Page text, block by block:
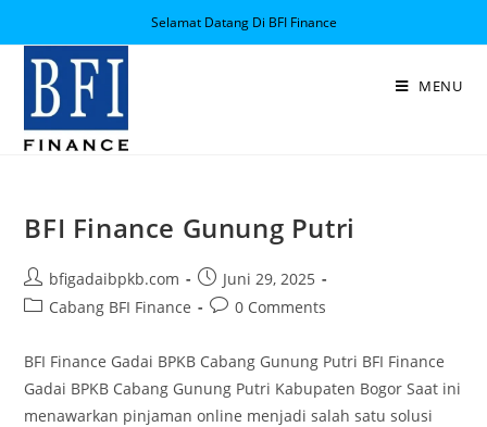
Selamat Datang Di BFI Finance
MENU
BFI Finance Gunung Putri
bfigadaibpkb.com
Juni 29, 2025
Cabang BFI Finance
0 Comments
BFI Finance Gadai BPKB Cabang Gunung Putri BFI Finance
Gadai BPKB Cabang Gunung Putri Kabupaten Bogor Saat ini
menawarkan pinjaman online menjadi salah satu solusi